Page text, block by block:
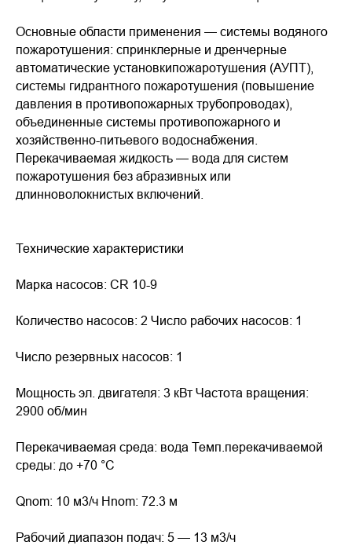
Основные области применения — системы водяного
пожаротушения: спринклерные и дренчерные
автоматические установкипожаротушения (АУПТ),
системы гидрантного пожаротушения (повышение
давления в противопожарных трубопроводах),
объединенные системы противопожарного и
хозяйственно-питьевого водоснабжения.
Перекачиваемая жидкость — вода для систем
пожаротушения без абразивных или
длинноволокнистых включений.
Технические характеристики
Марка насосов: CR 10-9
Количество насосов: 2 Число рабочих насосов: 1
Число резервных насосов: 1
Мощность эл. двигателя: 3 кВт Частота вращения:
2900 об/мин
Перекачиваемая среда: вода Темп.перекачиваемой
среды: до +70 °С
Qnom: 10 м3/ч Hnom: 72.3 м
Рабочий диапазон подач: 5 — 13 м3/ч